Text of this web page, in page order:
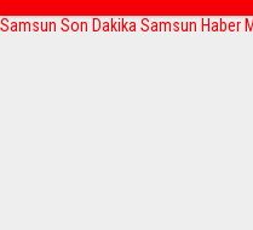
Samsun Son Dakika Samsun Haber